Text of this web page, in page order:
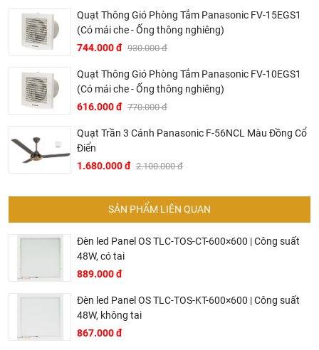
mà khách hàng nhận được. Bời vì Khali Nguyễn muốn
trở thành tri kỷ của ngôi nhà bạn.
Dịch vụ riêng của Khali Nguyễn dành cho khách hàng:
Khảo sát công trình, để hỗ trợ khách hàng chọn sản
khuyên, chú ý, hoặc chỉ ra các vấn khổng ổn nếu có
hoàn toàn miễn phí.
Bảo trì sản phẩm lên tới 5 năm, tặng các phụ kiện hao
Quạt Thông Gió Phòng Tắm Panasonic FV-15EGS1
(Có mái che - Ống thông nghiêng)
744.000 đ 930.000 đ
Quạt Thông Gió Phòng Tắm Panasonic FV-10EGS1
(Có mái che - Ống thông nghiêng)
616.000 đ 770.000 đ
Quạt Trần 3 Cánh Panasonic F-56NCL Màu Đồng Cổ
Điển
1.680.000 đ 2.100.000 đ
SẢN PHẨM LIÊN QUAN
Đèn led Panel OS TLC-TOS-CT-600×600 | Công suất
48W, có tai
889.000 đ
Đèn led Panel OS TLC-TOS-KT-600×600 | Công suất
48W, không tai
867.000 đ